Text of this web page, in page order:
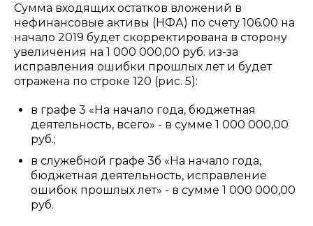
Сумма входящих остатков вложений в
нефинансовые активы (НФА) по счету 106.00 на
начало 2019 будет скорректирована в сторону
увеличения на 1 000 000,00 руб. из-за
исправления ошибки прошлых лет и будет
отражена по строке 120 (рис. 5):
в графе 3 «На начало года, бюджетная
деятельность, всего» - в сумме 1 000 000,00
руб.;
в служебной графе 3б «На начало года,
бюджетная деятельность, исправление
ошибок прошлых лет» - в сумме 1 000 000,00
руб.